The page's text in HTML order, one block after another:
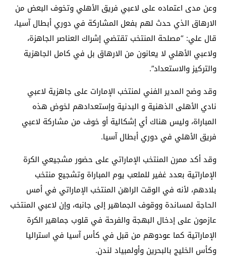
وعن مدى اعتماده على لاعبي فريق الأهلي وتخوف البعض من
الارهاق الذي حدث لهم بفعل المشاركة في دوري أبطال آسيا،
قال علي: “مصلحة المنتخب تقتضي إشراك العناصر الجاهزة،
ولاعبي الأهلي لا يعانون من الارهاق بل في كامل الجاهزية
والتركيز والاستعداد”.
وقد وضح المدير الفني لمنتخب الإمارات على جاهزية لاعبي
نادي الأهلى الذهنية و البدنية وإستعدادهم لخوض هذه
المباراة، وليس هناك أي إشكالية أو خوف من مشاركة لاعبي
فريق الأهلي في دوري أبطال آسيا.
وقد أكد ممرن المنتخب الإماراتي على حضور مشجيعي الكرة
الإماراتية بعدد غفير للملعب يوم المباراة وتشجيع منتخب
بلادهم، لأنه في الوقت الراهن المنتخب الإماراتي في أمس
الحاجة لمساندة ووقوف الجماهير إلى جانبه، وإن لاعبي المنتخب
عازمون على إدخال البهجة والفرحة في قلوب جماهير الكرة
الإماراتية كما عودوهم من قبل في كأس آسيا في استراليا
وكأس الخليج بالبحرين وأولمبياد لندن.